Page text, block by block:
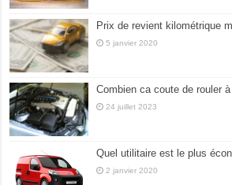
Prix de revient kilométrique
5 janvier 2020
Combien ca coute de rouler à
24 juillet 2023
Quel utilitaire est le plus
2 janvier 2020